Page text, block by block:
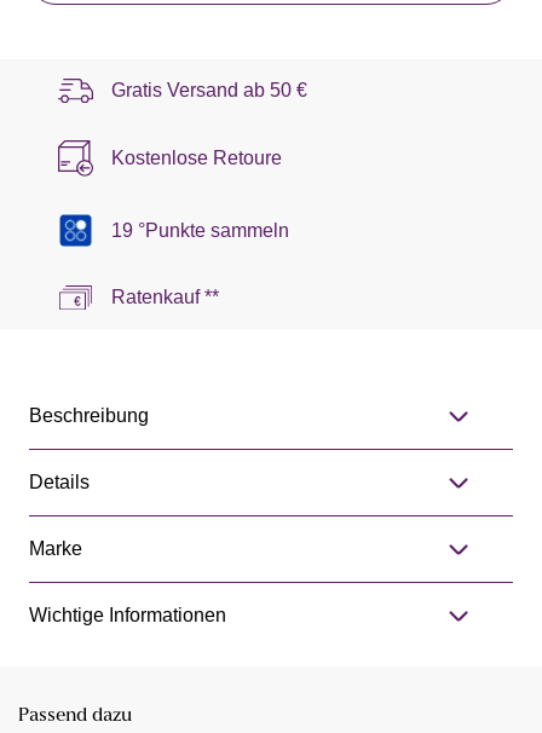
Gratis Versand ab 50 €
Kostenlose Retoure
19 °Punkte sammeln
Ratenkauf **
Beschreibung
Details
Marke
Wichtige Informationen
Passend dazu